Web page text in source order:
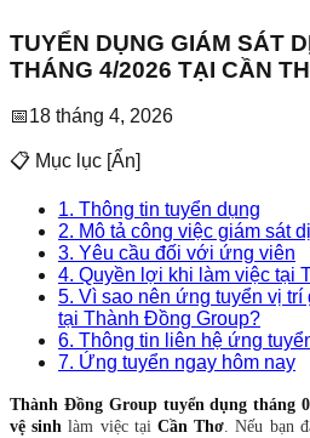
TUYỂN DỤNG GIÁM SÁT
THÁNG 4/2026 TẠI CẦN
📅18 tháng 4, 2026
📋 Mục lục [Ẩn]
1. Thông tin tuyển dụng
2. Mô tả công việc giám sát
3. Yêu cầu đối với ứng viên
4. Quyền lợi khi làm việc tại
5. Vì sao nên ứng tuyển vị trí
tại Thành Đồng Group?
6. Thông tin liên hệ ứng
7. Ứng tuyển ngay hôm nay
Thành Đồng Group tuyển dụng tháng
vệ sinh làm việc tạiCần Thơ.Nếu bạn